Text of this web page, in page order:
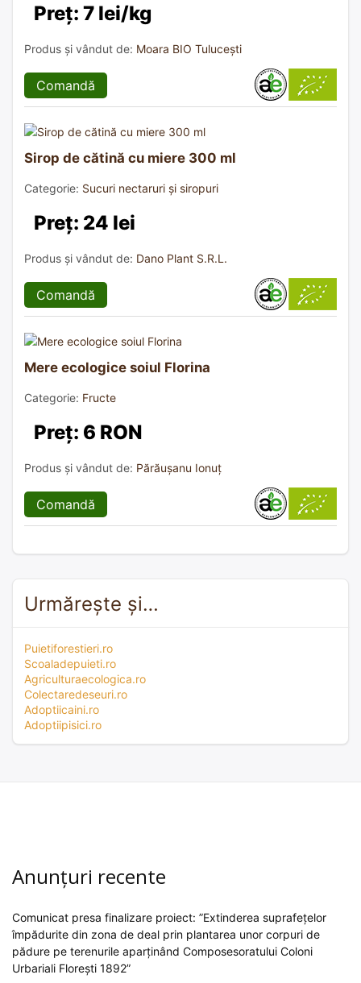
Preț: 7 lei/kg
Produs și vândut de: Moara BIO Tulucești
Comandă
Sirop de cătină cu miere 300 ml
Categorie: Sucuri nectaruri și siropuri
Preț: 24 lei
Produs și vândut de: Dano Plant S.R.L.
Comandă
Mere ecologice soiul Florina
Categorie: Fructe
Preț: 6 RON
Produs și vândut de: Părăușanu Ionuț
Comandă
Urmărește și…
Puietiforestieri.ro
Scoaladepuieti.ro
Agriculturaecologica.ro
Colectaredeseuri.ro
Adoptiicaini.ro
Adoptiipisici.ro
Anunțuri recente
Comunicat presa finalizare proiect: ”Extinderea suprafețelor
împădurite din zona de deal prin plantarea unor corpuri de
pădure pe terenurile aparținând Composesoratului Coloni
Urbariali Florești 1892”